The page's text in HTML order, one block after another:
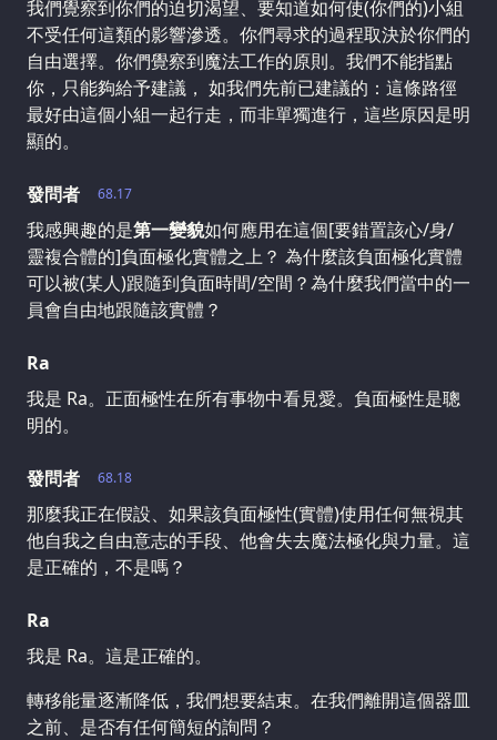
我們覺察到你們的迫切渴望、要知道如何使(你們的)小組
不受任何這類的影響滲透。你們尋求的過程取決於你們的
自由選擇。你們覺察到魔法工作的原則。我們不能指點
你，只能夠給予建議， 如我們先前已建議的：這條路徑
最好由這個小組一起行走，而非單獨進行，這些原因是明
顯的。
68.17
發問者
我感興趣的是第一變貌如何應用在這個[要錯置該心/身/
靈複合體的]負面極化實體之上？ 為什麼該負面極化實體
可以被(某人)跟隨到負面時間/空間？為什麼我們當中的一
員會自由地跟隨該實體？
Ra
我是 Ra。正面極性在所有事物中看見愛。負面極性是聰
明的。
68.18
發問者
那麼我正在假設、如果該負面極性(實體)使用任何無視其
他自我之自由意志的手段、他會失去魔法極化與力量。這
是正確的，不是嗎？
Ra
我是 Ra。這是正確的。
轉移能量逐漸降低，我們想要結束。在我們離開這個器皿
之前、是否有任何簡短的詢問？